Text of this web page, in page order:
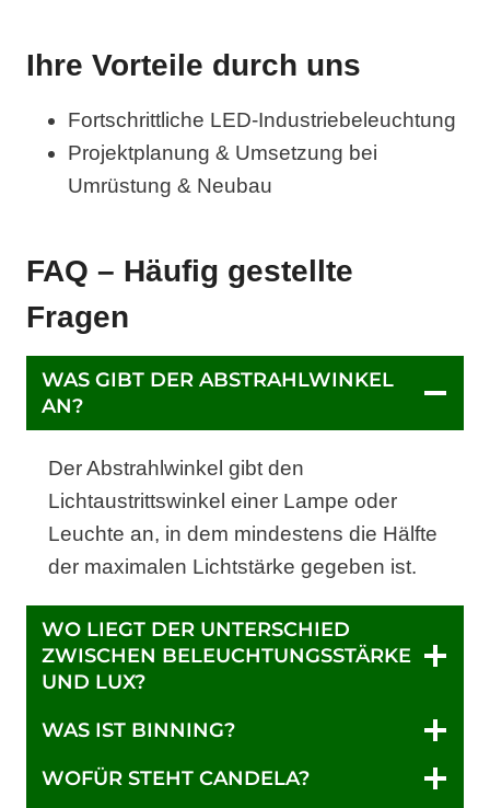
Ihre Vorteile durch uns
Fortschrittliche LED-Industriebeleuchtung
Projektplanung & Umsetzung bei
Umrüstung & Neubau
FAQ – Häufig gestellte
Fragen
WAS GIBT DER ABSTRAHLWINKEL
AN?
Der Abstrahlwinkel gibt den
Lichtaustrittswinkel einer Lampe oder
Leuchte an, in dem mindestens die Hälfte
der maximalen Lichtstärke gegeben ist.
WO LIEGT DER UNTERSCHIED
ZWISCHEN BELEUCHTUNGSSTÄRKE
UND LUX?
WAS IST BINNING?
WOFÜR STEHT CANDELA?